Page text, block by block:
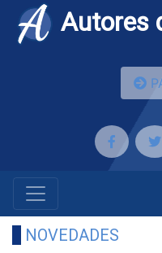
Autores
NOVEDADES